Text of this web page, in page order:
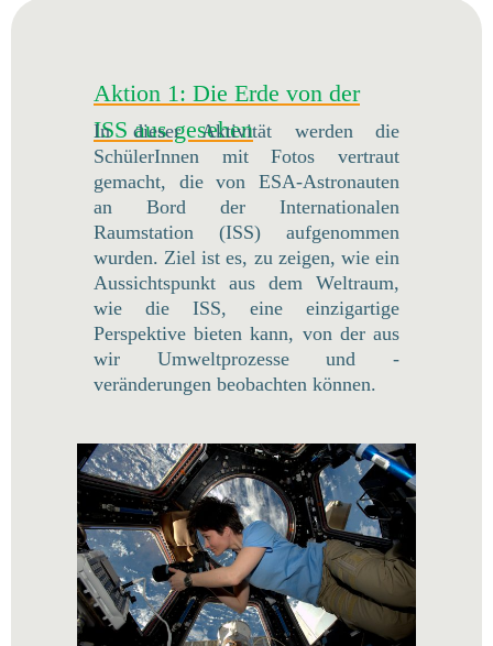
Aktion 1: Die Erde von der
ISS aus gesehen
In dieser Aktivität werden die
SchülerInnen mit Fotos vertraut
gemacht, die von ESA-Astronauten
an Bord der Internationalen
Raumstation (ISS) aufgenommen
wurden. Ziel ist es, zu zeigen, wie ein
Aussichtspunkt aus dem Weltraum,
wie die ISS, eine einzigartige
Perspektive bieten kann, von der aus
wir Umweltprozesse und -
veränderungen beobachten können.